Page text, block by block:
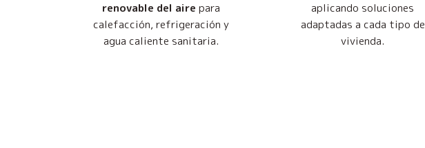
renovable del aire para
calefacción, refrigeración y
agua caliente sanitaria.
aplicando soluciones
adaptadas a cada tipo de
vivienda.